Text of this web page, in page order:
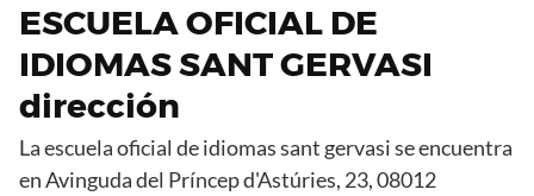
ESCUELA OFICIAL DE
IDIOMAS SANT GERVASI
dirección
La escuela oficial de idiomas sant gervasi se encuentra
en Avinguda del Príncep d'Astúries, 23, 08012